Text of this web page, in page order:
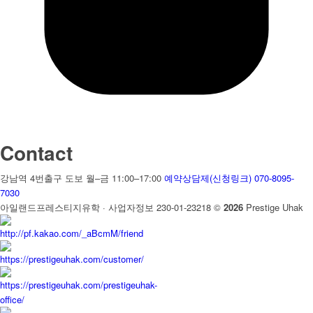
Contact
강남역 4번출구 도보 월–금 11:00–17:00 예약상담제(신청링크) 070-8095-
7030
아일랜드프레스티지유학 · 사업자정보 230-01-23218 © 2026 Prestige Uhak